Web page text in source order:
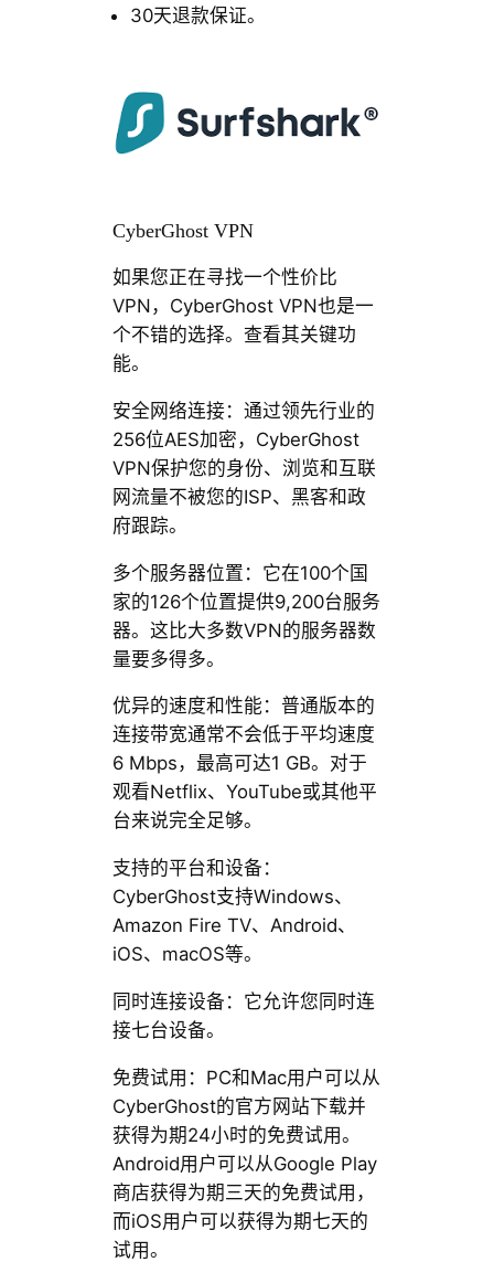
30天退款保证。
CyberGhost VPN
如果您正在寻找一个性价比
VPN，CyberGhost VPN也是一
个不错的选择。查看其关键功
能。
安全网络连接：通过领先行业的
256位AES加密，CyberGhost
VPN保护您的身份、浏览和互联
网流量不被您的ISP、黑客和政
府跟踪。
多个服务器位置：它在100个国
家的126个位置提供9,200台服务
器。这比大多数VPN的服务器数
量要多得多。
优异的速度和性能：普通版本的
连接带宽通常不会低于平均速度
6 Mbps，最高可达1 GB。对于
观看Netflix、YouTube或其他平
台来说完全足够。
支持的平台和设备：
CyberGhost支持Windows、
Amazon Fire TV、Android、
iOS、macOS等。
同时连接设备：它允许您同时连
接七台设备。
免费试用：PC和Mac用户可以从
CyberGhost的官方网站下载并
获得为期24小时的免费试用。
Android用户可以从Google Play
商店获得为期三天的免费试用，
而iOS用户可以获得为期七天的
试用。